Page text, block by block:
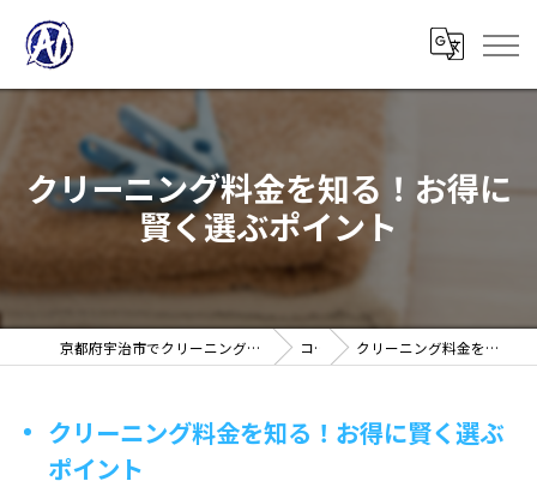
クリーニング料金を知る！お得に
賢く選ぶポイント
京都府宇治市でクリーニングの求人ならノアフロンティア株式会社 コラム クリーニング料金を知る！お得に賢く選ぶポイント
クリーニング料金を知る！お得に賢く選ぶ
ポイント